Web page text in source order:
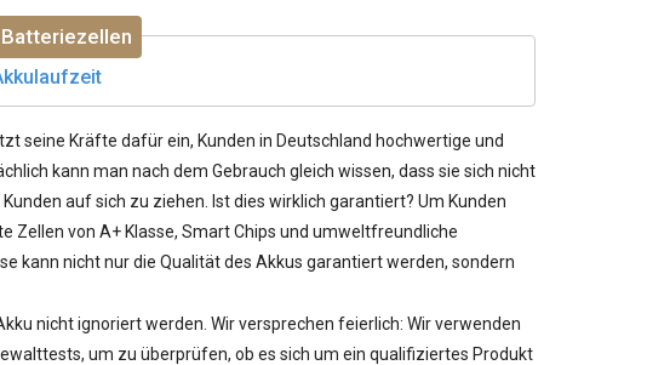
seine Kräfte dafür ein, Kunden in Deutschland hochwertige und
kann man nach dem Gebrauch gleich wissen, dass sie sich nicht
auf sich zu ziehen. Ist dies wirklich garantiert? Um Kunden
Zellen von A+ Klasse, Smart Chips und umweltfreundliche
kann nicht nur die Qualität des Akkus garantiert werden, sondern
nicht ignoriert werden. Wir versprechen feierlich: Wir verwenden
um zu überprüfen, ob es sich um ein qualifiziertes Produkt